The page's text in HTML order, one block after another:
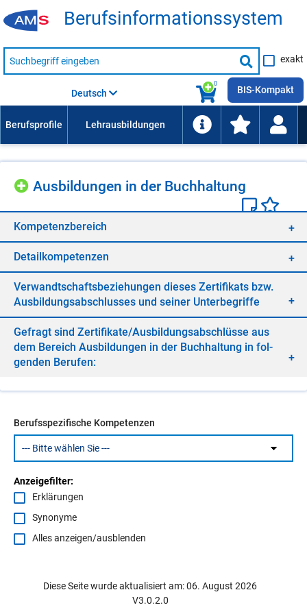
Be­rufs­in­for­ma­ti­ons­sys­tem
Suche
nach
Suche
starten
exakt
0
Deutsch BIS-Kompakt
Aus­bil­dun­gen in der Buch­hal­tung
Kom­pe­tenz­be­reich
De­tail­kom­pe­ten­zen
Ver­wandt­schafts­be­zie­hun­gen die­ses Zer­ti­fi­kats bzw.
Aus­bil­dungs­ab­schlus­ses und sei­ner Un­ter­be­grif­fe
Ge­fragt sind Zer­ti­fi­ka­te/​Aus­bil­dungs­ab­schlüs­se aus
dem Be­reich Aus­bil­dun­gen in der Buch­hal­tung in fol­
gen­den Be­ru­fen:
Berufsspezifische Kompetenzen
Anzeigefilter:
Erklärungen
Synonyme
Alles anzeigen/ausblenden
Diese Seite wurde aktualisiert am: 06. August 2026
V3.0.2.0